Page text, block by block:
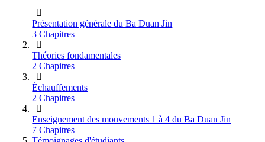
Présentation générale du Ba Duan Jin
3 Chapitres
Théories fondamentales
2 Chapitres
Échauffements
2 Chapitres
Enseignement des mouvements 1 à 4 du Ba Duan Jin
7 Chapitres